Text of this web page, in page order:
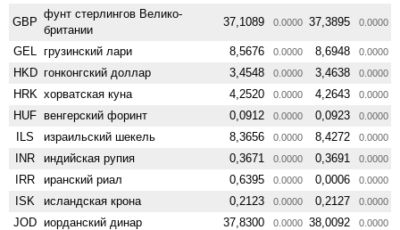
GBP
фунт стерлингов Велико­
британии
37,1089 0.0000 37,3895 0.0000
GEL грузинский лари 8,5676 0.0000 8,6948 0.0000
HKD гонконгский доллар 3,4548 0.0000 3,4638 0.0000
HRK хорватская куна 4,2520 0.0000 4,2643 0.0000
HUF венгерский форинт 0,0912 0.0000 0,0923 0.0000
ILS израильский шекель 8,3656 0.0000 8,4272 0.0000
INR индийская рупия 0,3671 0.0000 0,3691 0.0000
IRR иранский риал 0,6395 0.0000 0,0006 0.0000
ISK исландская крона 0,2123 0.0000 0,2127 0.0000
JOD иорданский динар 37,8300 0.0000 38,0092 0.0000